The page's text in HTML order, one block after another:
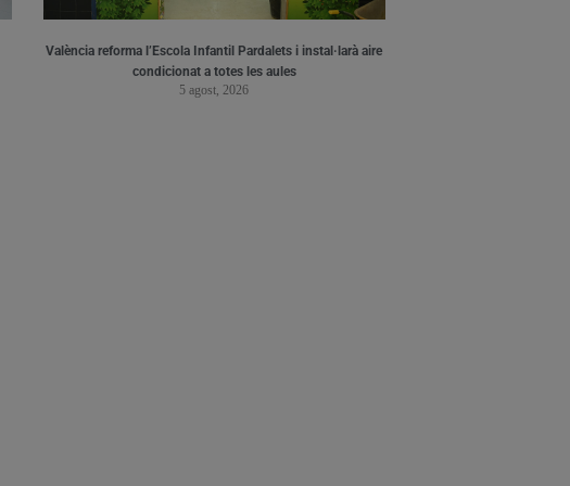
València reforma l’Escola Infantil Pardalets i instal·larà aire
condicionat a totes les aules
5 agost, 2026